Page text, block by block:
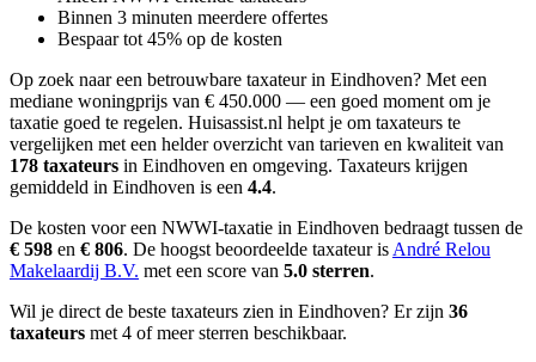
Binnen 3 minuten meerdere offertes
Bespaar tot 45% op de kosten
Op zoek naar een betrouwbare taxateur in Eindhoven? Met een
mediane woningprijs van € 450.000 — een goed moment om je
taxatie goed te regelen. Huisassist.nl helpt je om taxateurs te
vergelijken met een helder overzicht van tarieven en kwaliteit van
178 taxateurs in Eindhoven en omgeving. Taxateurs krijgen
gemiddeld in Eindhoven is een 4.4.
De kosten voor een NWWI-taxatie in Eindhoven bedraagt tussen de
€ 598 en € 806. De hoogst beoordeelde taxateur is André Relou
Makelaardij B.V. met een score van 5.0 sterren.
Wil je direct de beste taxateurs zien in Eindhoven? Er zijn 36
taxateurs met 4 of meer sterren beschikbaar.